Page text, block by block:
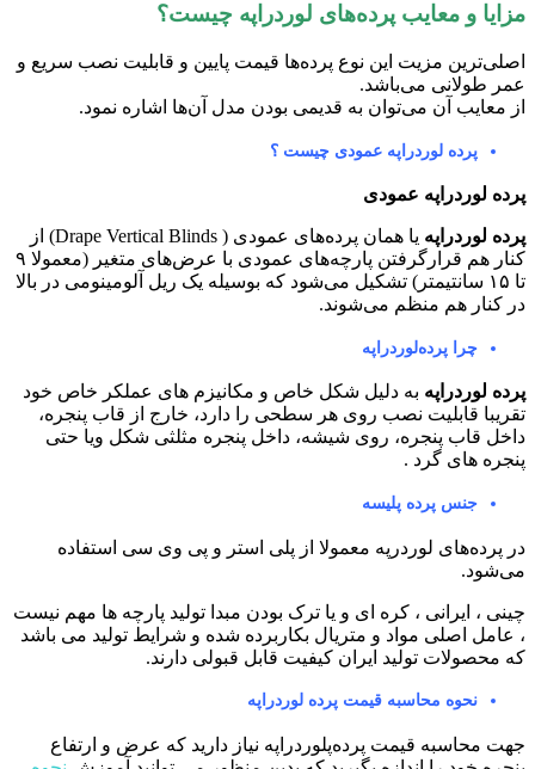
مزایا و معایب پرده‌های لوردراپه چیست؟
اصلی‌ترین مزیت این نوع پرده‌ها قیمت پایین و قابلیت نصب سریع و
عمر طولانی می‌باشد.
از معایب آن می‌توان به قدیمی بودن مدل آن‌ها اشاره نمود.
پرده لوردراپه عمودی چیست ؟
پرده لوردراپه عمودی
پرده لوردراپه
یا همان پرده‌های عمودی ( Drape Vertical Blinds) از
کنار هم قرارگرفتن پارچه‌های عمودی با عرض‌های متغیر (معمولا ۹
تا ۱۵ سانتیمتر) تشکیل می‌شود که بوسیله یک ریل آلومینومی در بالا
در کنار هم منظم می‌شوند.
چرا پرده‌لوردراپه
پرده لوردراپه به دلیل شکل خاص و مکانیزم های عملکر خاص خود
تقریبا قابلیت نصب روی هر سطحی را دارد، خارج از قاب پنجره،
داخل قاب پنجره، روی شیشه، داخل پنجره مثلثی شکل ویا حتی
پنجره های گرد .
جنس پرده پلیسه
در پرده‌های لوردرپه معمولا از پلی استر و پی وی سی استفاده
می‌شود.
چینی ، ایرانی ، کره ای و یا ترک بودن مبدا تولید پارچه ها مهم نیست
، عامل اصلی مواد و متریال بکاربرده شده و شرایط تولید می باشد
که محصولات تولید ایران کیفیت قابل قبولی دارند.
نحوه محاسبه قیمت پرده لوردراپه
جهت محاسبه قیمت پرده‌پلوردراپه نیاز دارید که عرض و ارتفاع